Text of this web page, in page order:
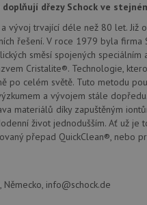
dřezy Schock ve
vývoj trvající déle než 80 let. Již
řešení. V roce 1979 byla
směsí spojených
Cristalite®. Technologie,
po celém světě. Tuto metodu
a vývojem stále
materiálů díky zapuštěným
život jednodušším. Ať už
přepad QuickClean®, nebo
info@schock.de
(kterou vlastní společnost Google),
návštěvníka webu podporuje soubory
Tento soubor cookie nastavuje
zobrazení vložených videí.
Tento soubor cookie nastavuje
provádí informace o tom, jak koncový
webové stránky a jakoukoli reklamu,
mohl vidět před návštěvou
nebo starou verzi rozhraní Youtube.